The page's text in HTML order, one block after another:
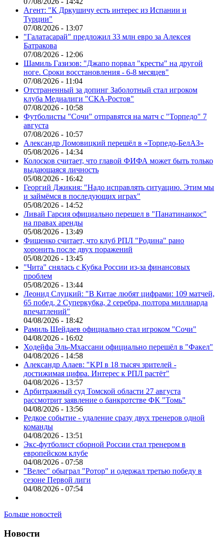
Агент: "К Дркушичу есть интерес из Испании и
Турции"
07/08/2026 - 13:07
"Галатасарай" предложил 33 млн евро за Алексея
Батракова
07/08/2026 - 12:06
Шамиль Газизов: "Джапо порвал "кресты" на другой
ноге. Сроки восстановления - 6-8 месяцев"
07/08/2026 - 11:04
Отстраненный за допинг Заболотный стал игроком
клуба Медиалиги "СКА-Ростов"
07/08/2026 - 10:58
Футболисты "Сочи" отправятся на матч с "Торпедо" 7
августа
07/08/2026 - 10:57
Александр Ломовицкий перешёл в «Торпедо-БелАЗ»
05/08/2026 - 14:34
Колосков считает, что главой ФИФА может быть только
выдающаяся личность
05/08/2026 - 16:42
Георгий Джикия: "Надо исправлять ситуацию. Этим мы
и займёмся в последующих играх"
05/08/2026 - 14:52
Ливай Гарсия официально перешел в "Панатинаикос"
на правах аренды
05/08/2026 - 13:49
Фищенко считает, что клуб РПЛ "Родина" рано
хоронить после двух поражений
05/08/2026 - 13:45
"Чита" снялась с Кубка России из-за финансовых
проблем
05/08/2026 - 13:44
Леонид Слуцкий: "В Китае любят цифрами: 109 матчей,
65 побед, 2 Суперкубка, 2 серебра, полтора миллиарда
впечатлений"
04/08/2026 - 18:42
Рамиль Шейдаев официально стал игроком "Сочи"
04/08/2026 - 16:02
Ходейфа Эль-Мхассани официально перешёл в "Факел"
04/08/2026 - 14:58
Александр Алаев: "KPI в 18 тысяч зрителей -
достижимая цифра. Интерес к РПЛ растёт"
04/08/2026 - 13:57
Арбитражный суд Томской области 27 августа
рассмотрит заявление о банкротстве ФК "Томь"
04/08/2026 - 13:56
Редкое событие - удаление сразу двух тренеров одной
команды
04/08/2026 - 13:51
Экс-футболист сборной России стал тренером в
европейском клубе
04/08/2026 - 07:58
"Велес" обыграл "Ротор" и одержал третью победу в
сезоне Первой лиги
04/08/2026 - 07:54
Больше новостей
Новости